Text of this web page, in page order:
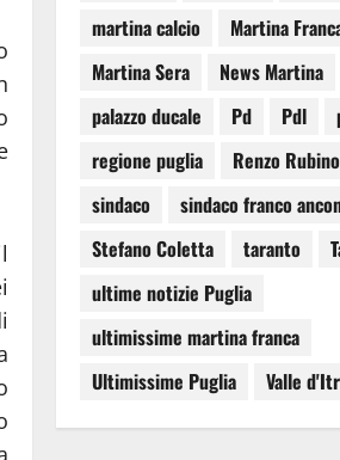
martina calcio
Martina
Martina Sera
News Martina
palazzo ducale
Pd Pdl
regione puglia
Renzo Rubino
sindaco
sindaco franco
Stefano Coletta
taranto
ultime notizie Puglia
ultimissime martina franca
Ultimissime Puglia
Valle